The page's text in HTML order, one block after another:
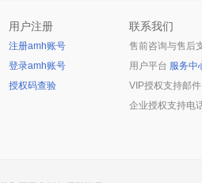
用户注册
注册amh账号
登录amh账号
授权码查验
联系我们
售前咨询与售后
用户平台 服务中
VIP授权支持邮件
企业授权支持电